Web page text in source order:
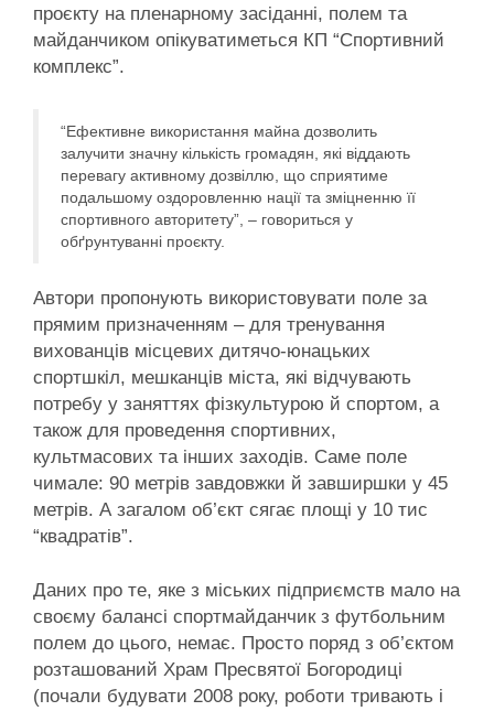
проєкту на пленарному засіданні, полем та
майданчиком опікуватиметься КП “Спортивний
комплекс”.
“Ефективне використання майна дозволить
залучити значну кількість громадян, які віддають
перевагу активному дозвіллю, що сприятиме
подальшому оздоровленню нації та зміцненню її
спортивного авторитету”, – говориться у
обґрунтуванні проєкту.
Автори пропонують використовувати поле за
прямим призначенням – для тренування
вихованців місцевих дитячо-юнацьких
спортшкіл, мешканців міста, які відчувають
потребу у заняттях фізкультурою й спортом, а
також для проведення спортивних,
культмасових та інших заходів. Саме поле
чимале: 90 метрів завдовжки й завширшки у 45
метрів. А загалом об’єкт сягає площі у 10 тис
“квадратів”.
Даних про те, яке з міських підприємств мало на
своєму балансі спортмайданчик з футбольним
полем до цього, немає. Просто поряд з об’єктом
розташований Храм Пресвятої Богородиці
(почали будувати 2008 року, роботи тривають і